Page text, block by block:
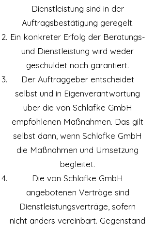
Dienstleistung sind in der
Auftragsbestätigung geregelt.
Ein konkreter Erfolg der Beratungs-
und Dienstleistung wird weder
geschuldet noch garantiert.
Der Auftraggeber entscheidet
selbst und in Eigenverantwortung
über die von Schlafke GmbH
empfohlenen Maßnahmen. Das gilt
selbst dann, wenn Schlafke GmbH
die Maßnahmen und Umsetzung
begleitet.
Die von Schlafke GmbH
angebotenen Verträge sind
Dienstleistungsverträge, sofern
nicht anders vereinbart. Gegenstand